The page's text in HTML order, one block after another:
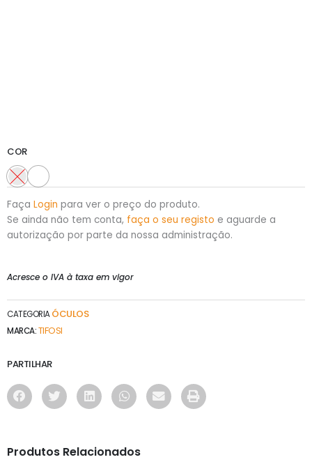
COR
Faça Login para ver o preço do produto.
Se ainda não tem conta, faça o seu registo e aguarde a
autorização por parte da nossa administração.
Acresce o IVA à taxa em vigor
CATEGORIA ÓCULOS
MARCA:TIFOSI
PARTILHAR
Produtos Relacionados